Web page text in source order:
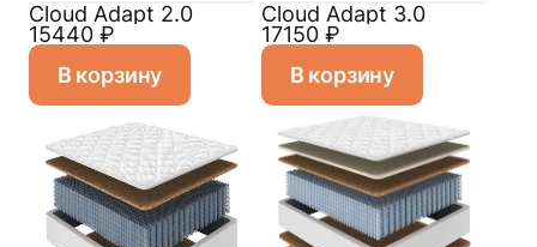
Cloud Adapt 2.0
15440 ₽
В корзину
Cloud Adapt 3.0
17150 ₽
В корзину